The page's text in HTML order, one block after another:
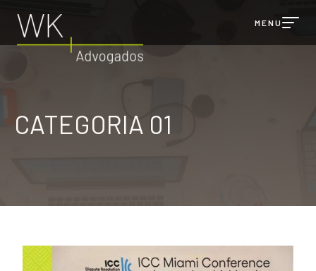
MENU
CATEGORIA 01